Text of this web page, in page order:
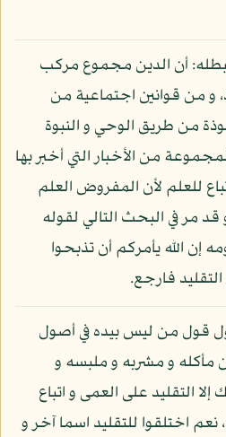
أن الدين مجموع مركب
و من قوانين اجتماعية من
من طريق الوحي و النبوة
من الأخبار التي أخبر بها
للعلم لأن المفروض العلم
مر في البحث التالي لقوله
إن الله يأمركم أن تذبحوا
قول من ليس بيده في أصول
مأكله و مشربه و ملبسه و
التقليد على العمى و اتباع
اختلقوا للتقليد اسما آخر و